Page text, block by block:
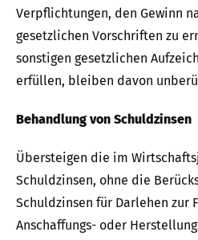
Verpflichtungen, den Gewinn
gesetzlichen Vorschriften zu
sonstigen gesetzlichen
erfüllen, bleiben davon
Behandlung von Schuldzinsen
Übersteigen die im
Schuldzinsen, ohne die
Schuldzinsen für Darlehen zur
Anschaffungs- oder